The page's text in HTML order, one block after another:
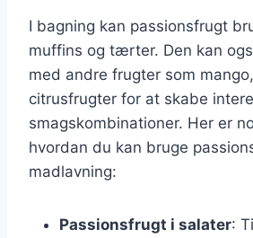
I bagning kan passionsfrugt
muffins og tærter. Den kan
med andre frugter som
citrusfrugter for at skabe
smagskombinationer. Her er
hvordan du kan bruge
madlavning:
Passionsfrugt i salater: